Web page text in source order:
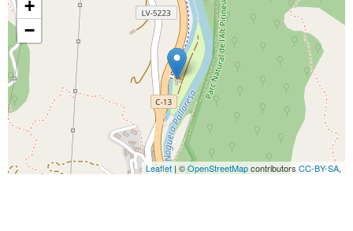
+
−
Leaflet | ©OpenStreetMapcontributors CC-BY-SA,